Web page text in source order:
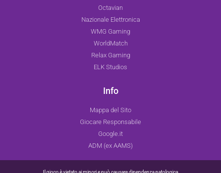
Octavian
Nazionale Elettronica
WMG Gaming
WorldMatch
Relax Gaming
ELK Studios
Info
Mappa del Sito
Giocare Responsabile
Google.it
ADM (ex AAMS)